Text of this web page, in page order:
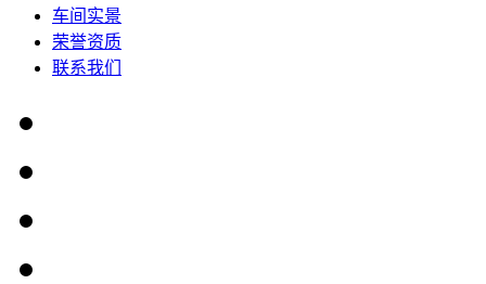
车间实景
荣誉资质
联系我们